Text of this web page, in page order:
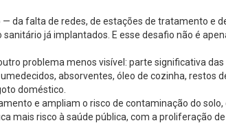
da falta de redes, de estações de tratamento e
já implantados. E esse desafio não é
problema menos visível: parte significativa
absorventes, óleo de cozinha, restos
doméstico.
e ampliam o risco de contaminação do solo,
mais risco à saúde pública, com a proliferação